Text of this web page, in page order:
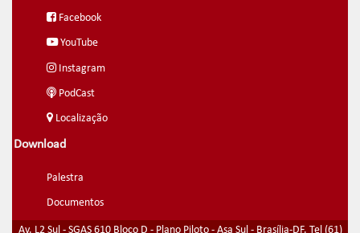
Facebook
YouTube
Instagram
PodCast
Localização
Download
Palestra
Documentos
Av. L2 Sul - SGAS 610 Bloco D - Plano Piloto - Asa Sul - Brasília-DF. Tel (61)